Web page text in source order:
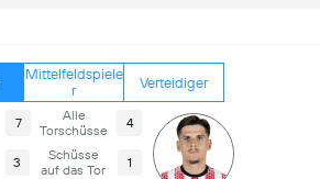
Mittelfeldspiele
r
Verteidiger
7
Alle
Torschüsse
4
3
Schüsse
auf das Tor
1